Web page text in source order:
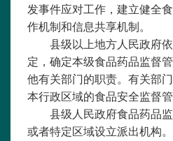
发事件应对工作，建立健全
作机制和信息共享机制。
县级以上地方人民政府依
定，确定本级食品药品监督
他有关部门的职责。有关部
本行政区域的食品安全监督管
县级人民政府食品药品监
或者特定区域设立派出机构。